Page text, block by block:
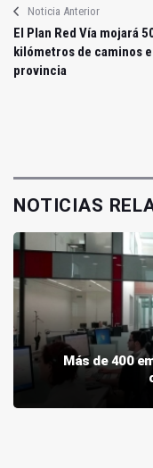
Noticia Anterior
El Plan Red Vía mojará
kilómetros de caminos
provincia
NOTICIAS
Más de 400